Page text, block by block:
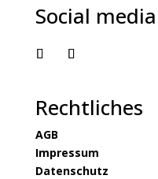
Social media
Rechtliches
AGB
Impressum
Datenschutz